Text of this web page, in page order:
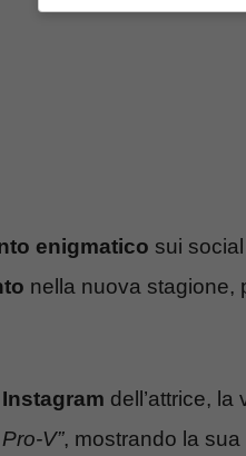
enigmatico sui
nella nuova stagione,
Instagram dell’attrice,
V”, mostrando la sua